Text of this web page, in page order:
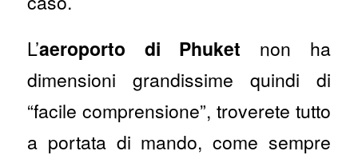
L’aeroporto di Phuket non ha
dimensioni grandissime quindi di
“facile comprensione”, troverete tutto
a portata di mando, come sempre